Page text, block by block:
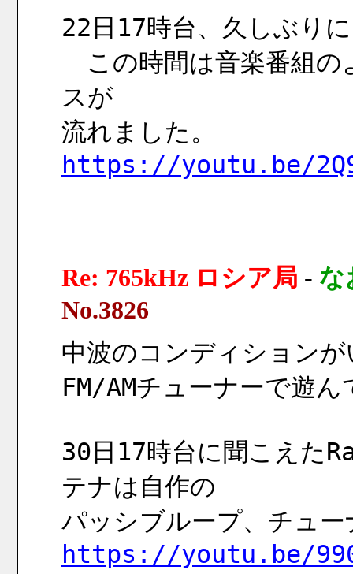
22日17時台、久しぶ
この時間は音楽番組の
スが
流れました。
https://youtu.be/
Re: 765kHz ロシア局 - な
No.3826
中波のコンディション
FM/AMチューナーで遊
30日17時台に聞こえ
テナは自作の
パッシブループ、チュ
https://youtu.be/